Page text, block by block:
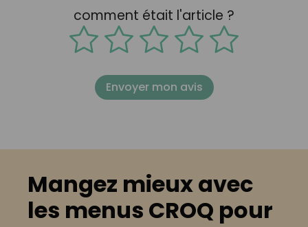
comment était l'article ?
Envoyer mon avis
Mangez mieux avec
les menus CROQ pour